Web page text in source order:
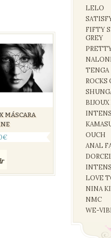
MÁSCARA
€
LELO
FIFTY
GREY
TENGA
ROCKS
OUCH
ANAL
LOVE
NINA
NMC
WE-